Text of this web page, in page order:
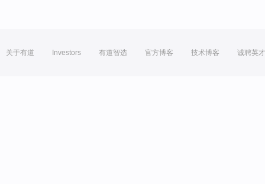
关于有道 Investors 有道智选 官方博客 技术博客 诚聘英才